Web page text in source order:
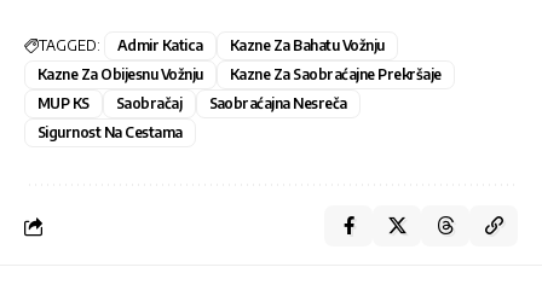
TAGGED: Admir Katica
Kazne Za Bahatu Vožnju
Kazne Za Obijesnu Vožnju
Kazne Za Saobraćajne Prekršaje
MUP KS
Saobračaj
Saobraćajna Nesreča
Sigurnost Na Cestama